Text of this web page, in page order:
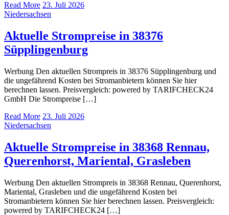
Read More 23. Juli 2026
Niedersachsen
Aktuelle Strompreise in 38376
Süpplingenburg
Werbung Den aktuellen Strompreis in 38376 Süpplingenburg und
die ungefährend Kosten bei Stromanbietern können Sie hier
berechnen lassen. Preisvergleich: powered by TARIFCHECK24
GmbH Die Strompreise […]
Read More 23. Juli 2026
Niedersachsen
Aktuelle Strompreise in 38368 Rennau,
Querenhorst, Mariental, Grasleben
Werbung Den aktuellen Strompreis in 38368 Rennau, Querenhorst,
Mariental, Grasleben und die ungefährend Kosten bei
Stromanbietern können Sie hier berechnen lassen. Preisvergleich:
powered by TARIFCHECK24 […]